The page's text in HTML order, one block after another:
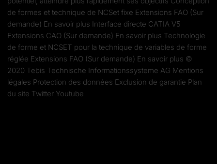
de formes et technique de NCSet fixe Extensions FAO (Sur
demande) En savoir plus Interface directe CATIA V5
Extensions CAO (Sur demande) En savoir plus Technologie
de forme et NCSET pour la technique de variables de forme
réglée Extensions FAO (Sur demande) En savoir plus ©
2020 Tebis Technische Informationssysteme AG Mentions
légales Protection des données Exclusion de garantie Plan
du site Twitter Youtube